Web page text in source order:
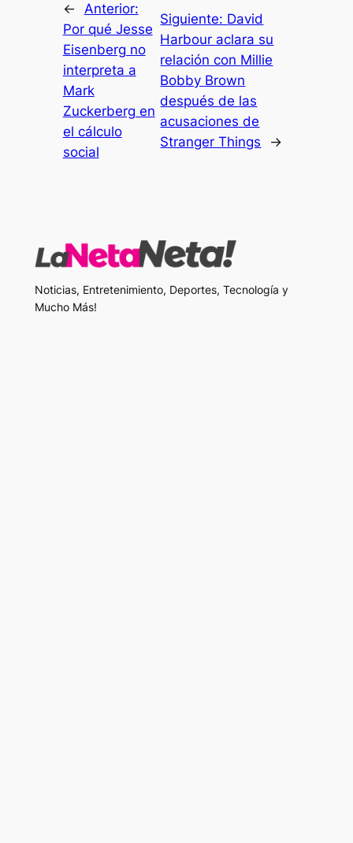
← Anterior:
Por qué Jesse
Eisenberg no
interpreta a
Mark
Zuckerberg en
el cálculo
social
Siguiente: David
Harbour aclara su
relación con Millie
Bobby Brown
después de las
acusaciones de
Stranger Things
→
Noticias, Entretenimiento, Deportes, Tecnología y
Mucho Más!